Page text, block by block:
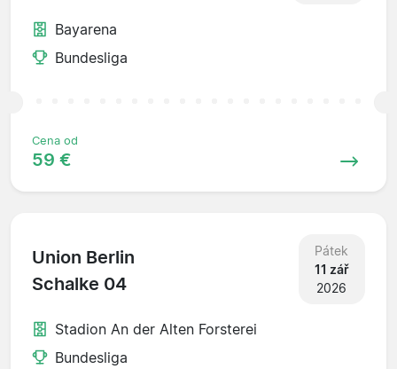
Bayarena
Bundesliga
Cena od
59 €
Union Berlin
Schalke 04
Pátek
11 zář
2026
Stadion An der Alten Forsterei
Bundesliga